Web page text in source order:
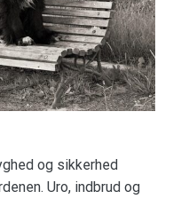
og sikkerhed
Uro, indbrud og